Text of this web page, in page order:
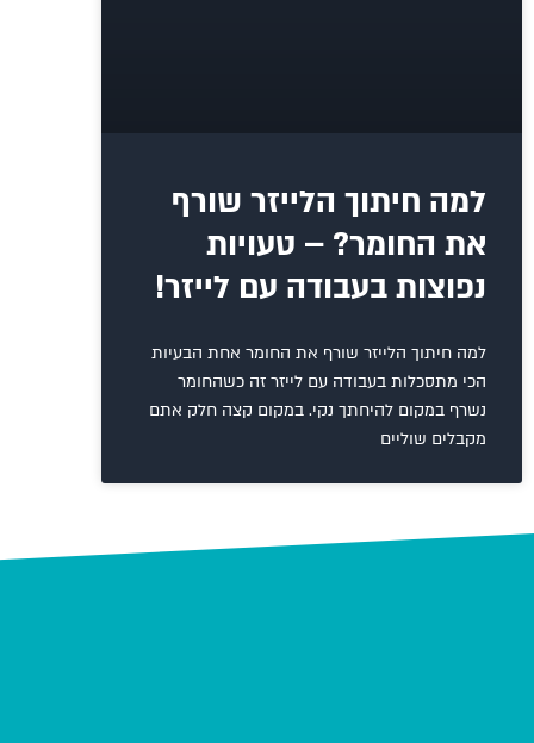
למה חיתוך הלייזר שורף
את החומר? – טעויות
נפוצות בעבודה עם לייזר!
למה חיתוך הלייזר שורף את החומר אחת הבעיות
הכי מתסכלות בעבודה עם לייזר זה כשהחומר
נשרף במקום להיחתך נקי. במקום קצה חלק אתם
מקבלים שוליים